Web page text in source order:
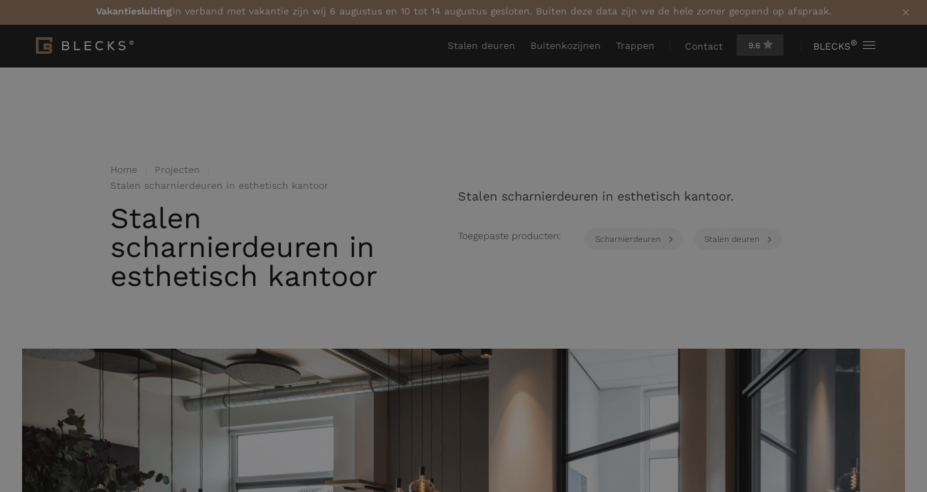
VakantiesluitingIn verband met vakantie zijn wij 6 augustus en 10 tot 14 augustus gesloten. Buiten deze data zijn we de hele zomer geopend op afspraak.
Stalen deuren Buitenkozijnen Trappen Contact 9.6 BLECKS®
Home
Projecten
Stalen scharnierdeuren in esthetisch kantoor
Stalen
scharnierdeuren in
esthetisch kantoor
Stalen scharnierdeuren in esthetisch kantoor.
Toegepaste producten: Scharnierdeuren Stalen deuren